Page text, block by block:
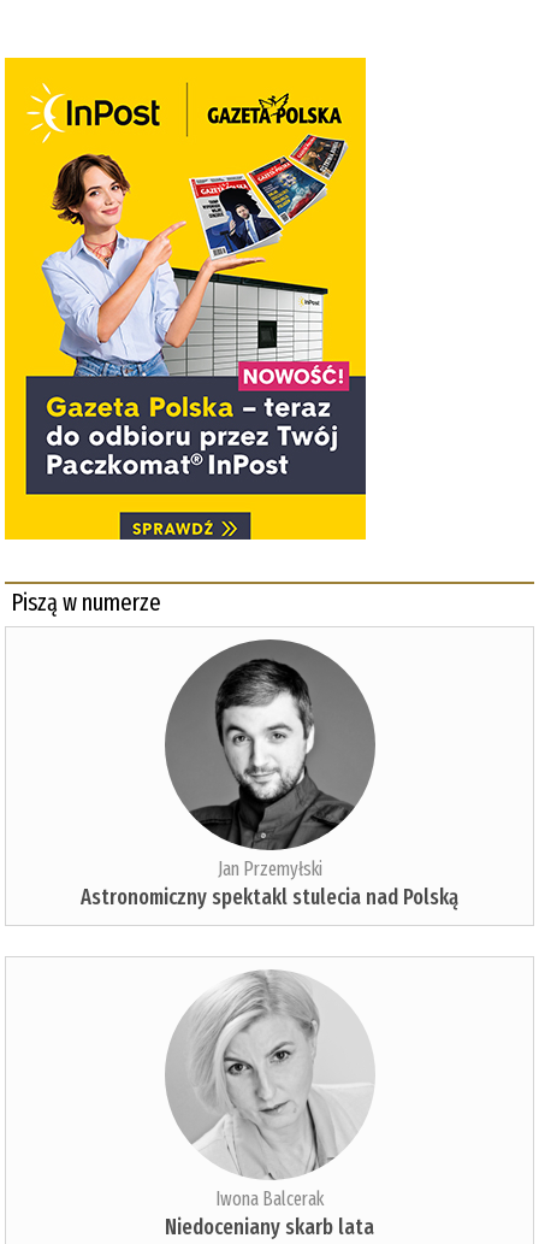
Piszą w numerze
Jan Przemyłski
Astronomiczny spektakl stulecia nad Polską
Iwona Balcerak
Niedoceniany skarb lata